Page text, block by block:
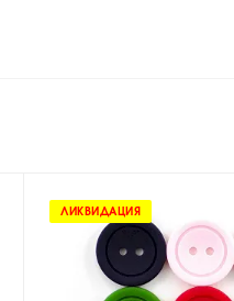
ЛИКВИДАЦИЯ